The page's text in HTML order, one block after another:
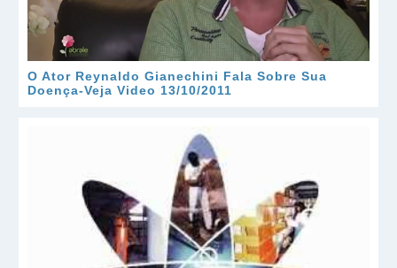
O Ator Reynaldo Gianechini Fala Sobre Sua
Doença-Veja Video 13/10/2011